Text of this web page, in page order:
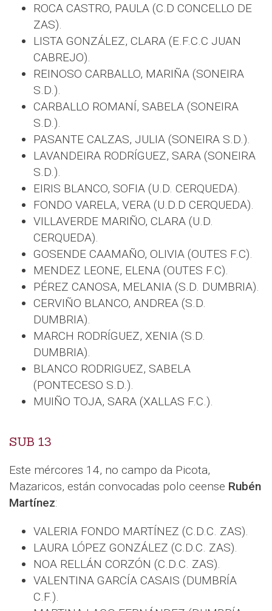
ROCA CASTRO, PAULA (C.D CONCELLO DE
ZAS).
LISTA GONZÁLEZ, CLARA (E.F.C.C JUAN
CABREJO).
REINOSO CARBALLO, MARIÑA (SONEIRA
S.D.).
CARBALLO ROMANÍ, SABELA (SONEIRA
S.D.).
PASANTE CALZAS, JULIA (SONEIRA S.D.).
LAVANDEIRA RODRÍGUEZ, SARA (SONEIRA
S.D.).
EIRIS BLANCO, SOFIA (U.D. CERQUEDA).
FONDO VARELA, VERA (U.D.D CERQUEDA).
VILLAVERDE MARIÑO, CLARA (U.D.
CERQUEDA).
GOSENDE CAAMAÑO, OLIVIA (OUTES F.C).
MENDEZ LEONE, ELENA (OUTES F.C).
PÉREZ CANOSA, MELANIA (S.D. DUMBRIA).
CERVIÑO BLANCO, ANDREA (S.D.
DUMBRIA).
MARCH RODRÍGUEZ, XENIA (S.D.
DUMBRIA).
BLANCO RODRIGUEZ, SABELA
(PONTECESO S.D.).
MUIÑO TOJA, SARA (XALLAS F.C.).
SUB 13
Este mércores 14, no campo da Picota,
Mazaricos, están convocadas polo ceense Rubén
Martínez:
VALERIA FONDO MARTÍNEZ (C.D.C. ZAS).
LAURA LÓPEZ GONZÁLEZ (C.D.C. ZAS).
NOA RELLÁN CORZÓN (C.D.C. ZAS).
VALENTINA GARCÍA CASAIS (DUMBRÍA
C.F.).